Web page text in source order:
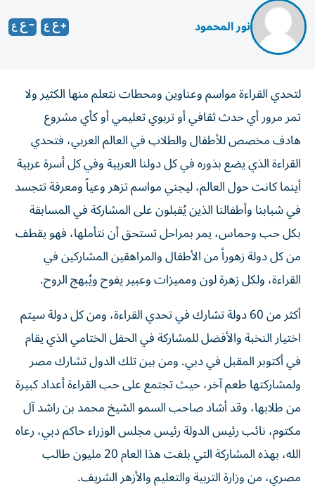
نور المحمود
لتحدي القراءة مواسم وعناوين ومحطات نتعلم منها الكثير ولا
تمر مرور أي حدث ثقافي أو تربوي تعليمي أو كأي مشروع
هادف مخصص للأطفال والطلاب في العالم العربي، فتحدي
القراءة الذي يضع بذوره في كل دولنا العربية وفي كل أسرة عربية
أينما كانت حول العالم، ليجني مواسم تزهر وعياً ومعرفة تتجسد
في شبابنا وأطفالنا الذين يُقبلون على المشاركة في المسابقة
بكل حب وحماس، يمر بمراحل تستحق أن نتأملها، فهو يقطف
من كل دولة زهوراً من الأطفال والمراهقين المشاركين في
القراءة، ولكل زهرة لون ومميزات وعبير يفوح ويُبهج الروح.
أكثر من 60 دولة تشارك في تحدي القراءة، ومن كل دولة سيتم
اختيار النخبة والأفضل للمشاركة في الحفل الختامي الذي يقام
في أكتوبر المقبل في دبي. ومن بين تلك الدول تشارك مصر
ولمشاركتها طعم آخر، حيث تجتمع على حب القراءة أعداد كبيرة
من طلابها، وقد أشاد صاحب السمو الشيخ محمد بن راشد آل
مكتوم، نائب رئيس الدولة رئيس مجلس الوزراء حاكم دبي، رعاه
الله، بهذه المشاركة التي بلغت هذا العام 20 مليون طالب
مصري، من وزارة التربية والتعليم والأزهر الشريف.